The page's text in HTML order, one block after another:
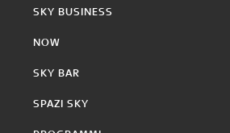
SKY BUSINESS
NOW
SKY BAR
SPAZI SKY